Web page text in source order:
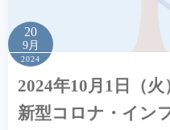
20
9月
2024
2024年10月1日（
新型コロナ・イン